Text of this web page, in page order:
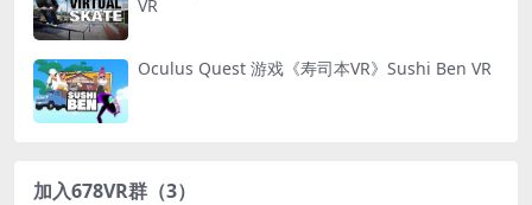
VR
Oculus Quest 游戏《寿司本VR》Sushi Ben VR
加入678VR群（3）